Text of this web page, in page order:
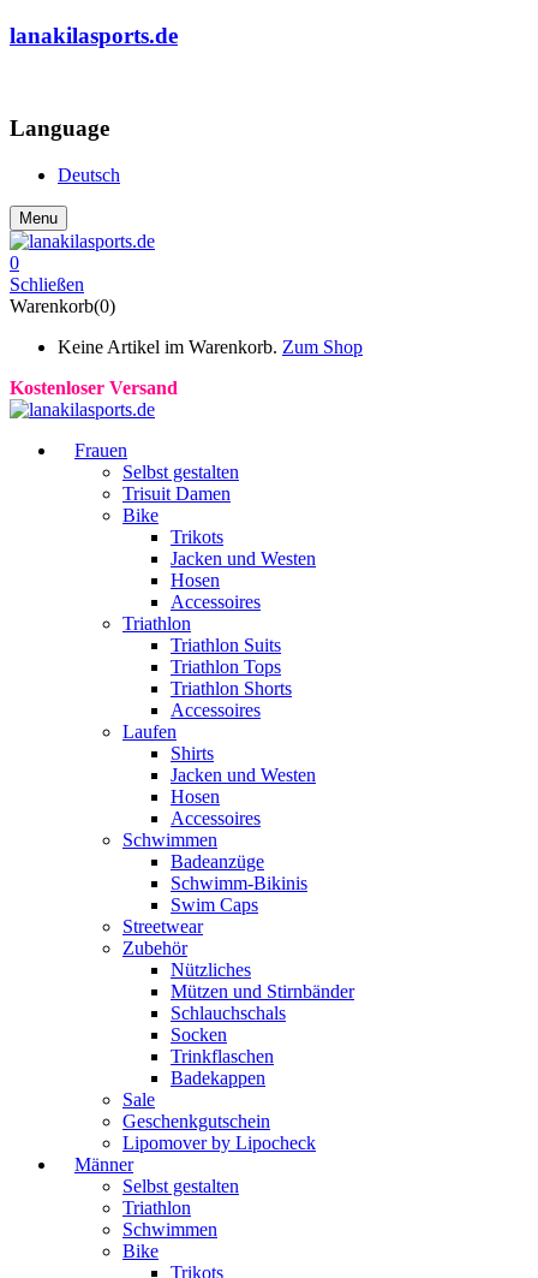
lanakilasports.de
Language
Deutsch
Menu
0
Schließen
Warenkorb(0)
Keine Artikel im Warenkorb. Zum Shop
Kostenloser Versand
Frauen
Selbst gestalten
Trisuit Damen
Bike
Trikots
Jacken und Westen
Hosen
Accessoires
Triathlon
Triathlon Suits
Triathlon Tops
Triathlon Shorts
Accessoires
Laufen
Shirts
Jacken und Westen
Hosen
Accessoires
Schwimmen
Badeanzüge
Schwimm-Bikinis
Swim Caps
Streetwear
Zubehör
Nützliches
Mützen und Stirnbänder
Schlauchschals
Socken
Trinkflaschen
Badekappen
Sale
Geschenkgutschein
Lipomover by Lipocheck
Männer
Selbst gestalten
Triathlon
Schwimmen
Bike
Trikots